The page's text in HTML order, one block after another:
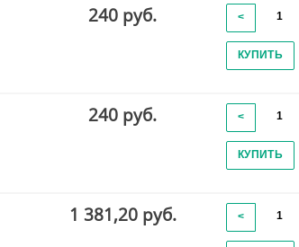
240 руб. <
КУПИТЬ
240 руб. <
КУПИТЬ
1 381,20 руб. <